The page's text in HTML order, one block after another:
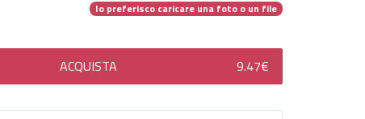
Io preferisco caricare una foto o un file
ACQUISTA 9.47€